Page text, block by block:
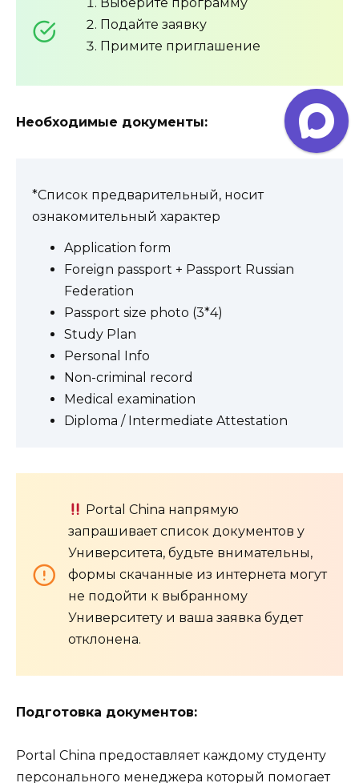
Подайте заявку
Примите приглашение
Необходимые документы:
*Список предварительный, носит
ознакомительный характер
Application form
Foreign passport + Passport Russian
Federation
Passport size photo (3*4)
Study Plan
Personal Info
Non-criminal record
Medical examination
Diploma / Intermediate Attestation
Portal China напрямую
запрашивает список документов у
Университета, будьте внимательны,
формы скачанные из интернета могут
не подойти к выбранному
Университету и ваша заявка будет
отклонена.
Подготовка документов:
Portal China предоставляет каждому студенту
персонального менеджера который помогает